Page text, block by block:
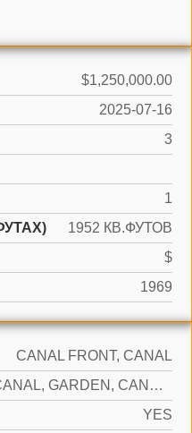
$1,250,000.00
2025-07-16
3
1
1952 КВ.ФУТОВ
$
1969
CANAL FRONT, CANAL
CANAL, GARDEN, CANAL VIEW
YES